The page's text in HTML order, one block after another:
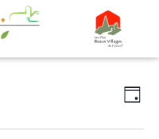
Jour